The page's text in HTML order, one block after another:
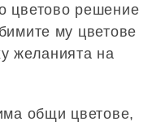
цветово решение
му цветове
желанията на
общи цветове,